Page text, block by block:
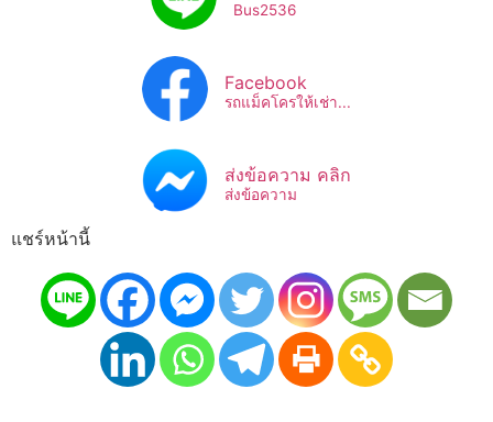
Bus2536​
Facebook
รถแม็คโครให้เช่า...
ส่งข้อความ คลิก
ส่งข้อความ
แชร์หน้านี้